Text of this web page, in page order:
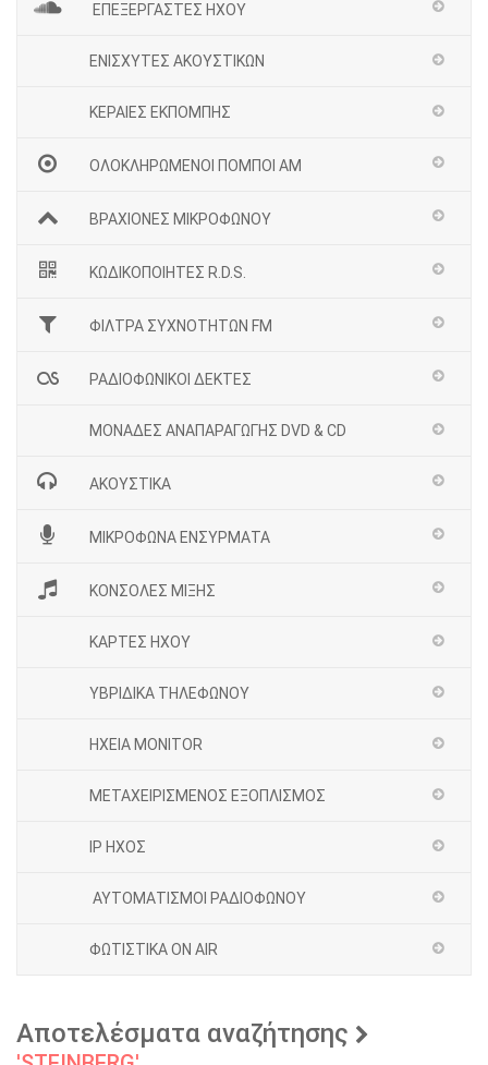
ΕΠΕΞΕΡΓΑΣΤΕΣ ΗΧΟΥ
ΕΝΙΣΧΥΤΕΣ ΑΚΟΥΣΤΙΚΩΝ
ΚΕΡΑΙΕΣ ΕΚΠΟΜΠΗΣ
ΟΛΟΚΛΗΡΩΜΕΝΟΙ ΠΟΜΠΟΙ ΑΜ
ΒΡΑΧΙΟΝΕΣ ΜΙΚΡΟΦΩΝΟΥ
ΚΩΔΙΚΟΠΟΙΗΤΕΣ R.D.S.
ΦΙΛΤΡΑ ΣΥΧΝΟΤΗΤΩΝ FM
ΡΑΔΙΟΦΩΝΙΚΟΙ ΔΕΚΤΕΣ
ΜΟΝΑΔΕΣ ΑΝΑΠΑΡΑΓΩΓΗΣ DVD & CD
ΑΚΟΥΣΤΙΚΑ
ΜΙΚΡΟΦΩΝΑ ΕΝΣΥΡΜΑΤΑ
ΚΟΝΣΟΛΕΣ ΜΙΞΗΣ
ΚΑΡΤΕΣ ΗΧΟΥ
ΥΒΡΙΔΙΚΑ ΤΗΛΕΦΩΝΟΥ
ΗΧΕΙΑ MONITOR
ΜΕΤΑΧΕΙΡΙΣΜΕΝΟΣ ΕΞΟΠΛΙΣΜΟΣ
IP ΗΧΟΣ
ΑΥΤΟΜΑΤΙΣΜΟΙ ΡΑΔΙΟΦΩΝΟΥ
ΦΩΤΙΣΤΙΚΑ ON AIR
Αποτελέσματα αναζήτησης